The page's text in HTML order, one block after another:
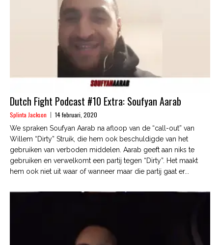
Dutch Fight Podcast #10 Extra: Soufyan Aarab
Splinta Jackson 14 februari, 2020
We spraken Soufyan Aarab na afloop van de “call-out” van
Willem “Dirty” Struik, die hem ook beschuldigde van het
gebruiken van verboden middelen. Aarab geeft aan niks te
gebruiken en verwelkomt een partij tegen “Dirty”. Het maakt
hem ook niet uit waar of wanneer maar die partij gaat er...